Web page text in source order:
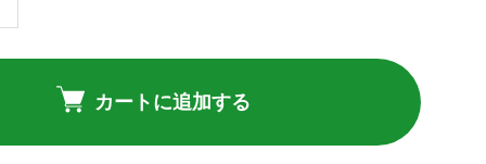
カートに追加する